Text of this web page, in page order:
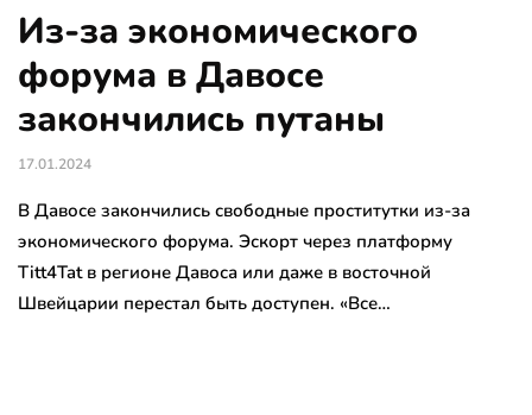
Из-за экономического
форума в Давосе
закончились путаны
17.01.2024
В Давосе закончились свободные проститутки из-за
экономического форума. Эскорт через платформу
Titt4Tat в регионе Давоса или даже в восточной
Швейцарии перестал быть доступен. «Все…